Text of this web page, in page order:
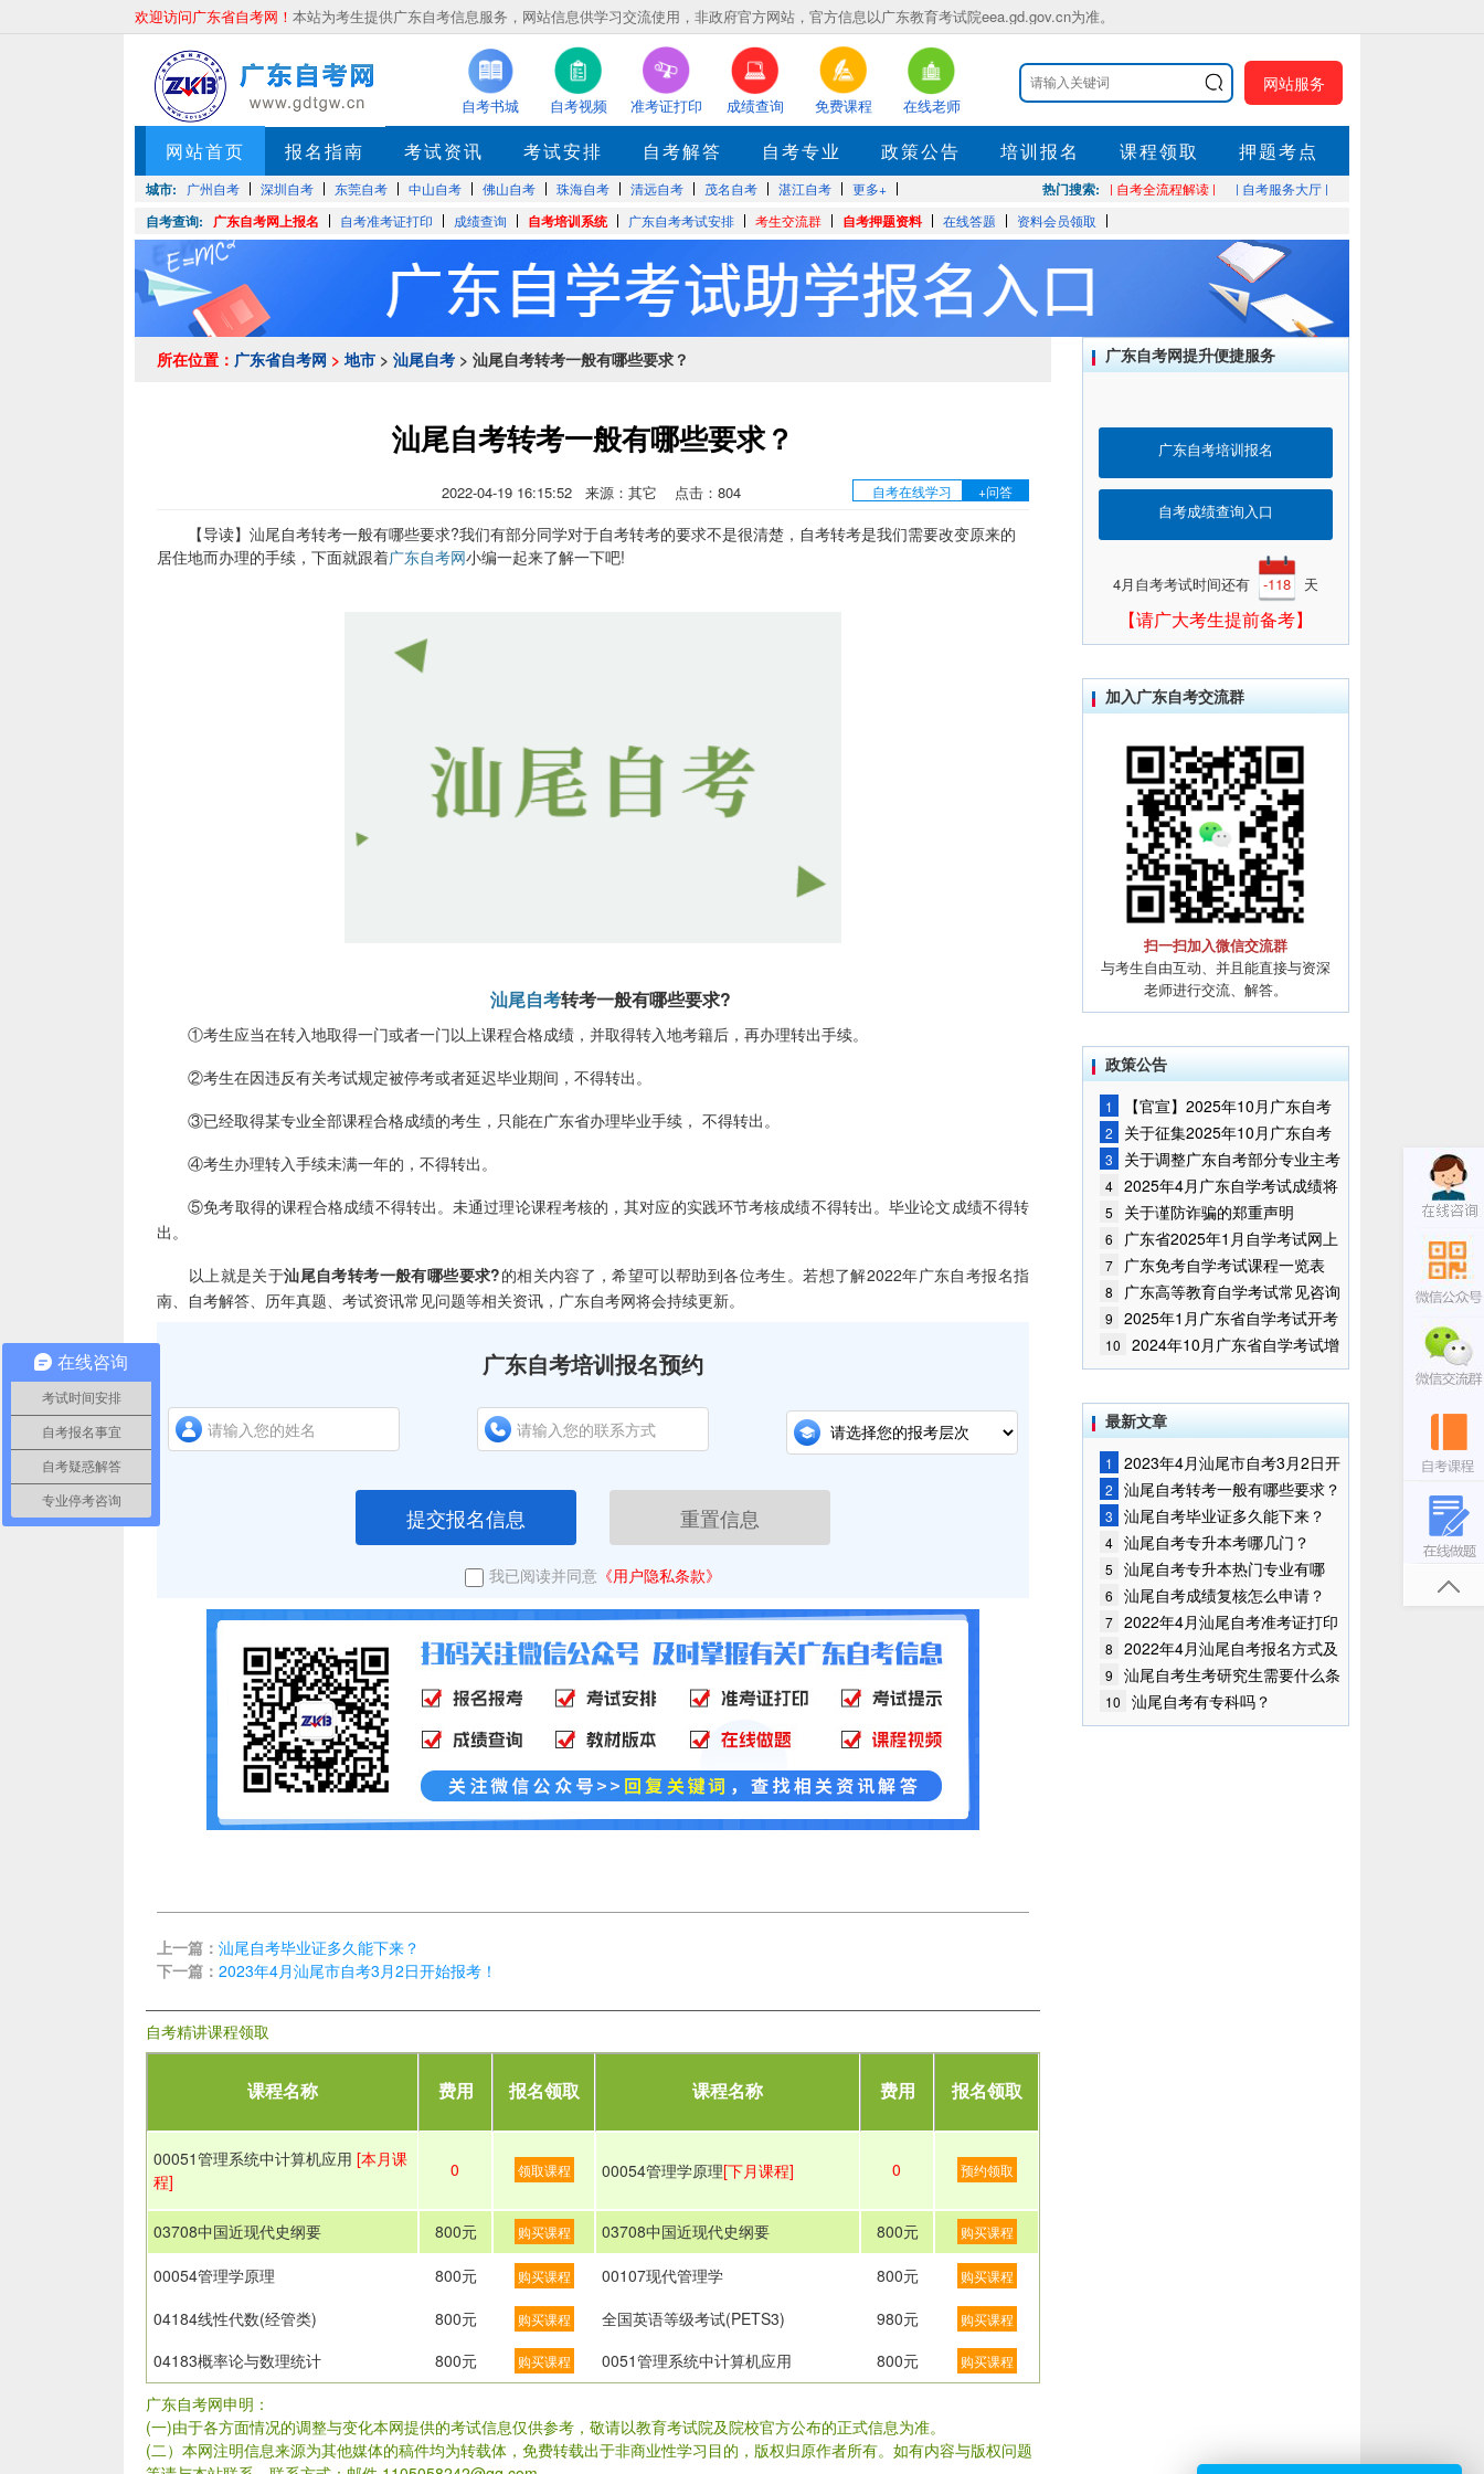
欢迎访问广东省自考网！ 本站为考生提供广东自考信息服务，网站信息供学习交流使用，非政府官方网站，官方信息以广东教育考试院eea.gd.gov.cn为准。
自考书城 自考视频 准考证打印 成绩查询 免费课程 在线老师
网站服务
网站首页 报名指南 考试资讯 考试安排 自考解答 自考专业 政策公告 培训报名 课程领取 押题考点
城市: 广州自考 深圳自考 东莞自考 中山自考 佛山自考 珠海自考 清远自考 茂名自考 湛江自考 更多+ 热门搜索: | 自考全流程解读 | | 自考服务大厅 |
自考查询: 广东自考网上报名 自考准考证打印 成绩查询 自考培训系统 广东自考考试安排 考生交流群 自考押题资料 在线答题 资料会员领取
所在位置： 广东省自考网 > 地市 > 汕尾自考 > 汕尾自考转考一般有哪些要求？
汕尾自考转考一般有哪些要求？
2022-04-19 16:15:52 来源：其它 点击： 804 自考在线学习 +问答
【导读】汕尾自考转考一般有哪些要求?我们有部分同学对于自考转考的要求不是很清楚，自考转考是我们需要改变原来的
居住地而办理的手续，下面就跟着广东自考网小编一起来了解一下吧!
汕尾自考转考一般有哪些要求?
①考生应当在转入地取得一门或者一门以上课程合格成绩，并取得转入地考籍后，再办理转出手续。
②考生在因违反有关考试规定被停考或者延迟毕业期间，不得转出。
③已经取得某专业全部课程合格成绩的考生，只能在广东省办理毕业手续， 不得转出。
④考生办理转入手续未满一年的，不得转出。
⑤免考取得的课程合格成绩不得转出。未通过理论课程考核的，其对应的实践环节考核成绩不得转出。毕业论文成绩不得转
出。
以上就是关于汕尾自考转考一般有哪些要求?的相关内容了，希望可以帮助到各位考生。若想了解2022年广东自考报名指
南、自考解答、历年真题、考试资讯常见问题等相关资讯，广东自考网将会持续更新。
广东自考培训报名预约
提交报名信息 重置信息
我已阅读并同意 《用户隐私条款》
上一篇： 汕尾自考毕业证多久能下来？
下一篇： 2023年4月汕尾市自考3月2日开始报考！
自考精讲课程领取
课程名称 费用 报名领取 课程名称 费用 报名领取
00051管理系统中计算机应用 [本月课
程]
0 领取课程 00054管理学原理[下月课程] 0 预约领取
03708中国近现代史纲要 800元 购买课程 03708中国近现代史纲要 800元 购买课程
00054管理学原理 800元 购买课程 00107现代管理学 800元 购买课程
04184线性代数(经管类) 800元 购买课程 全国英语等级考试(PETS3) 980元 购买课程
04183概率论与数理统计 800元 购买课程 0051管理系统中计算机应用 800元 购买课程
广东自考网申明：
(一)由于各方面情况的调整与变化本网提供的考试信息仅供参考，敬请以教育考试院及院校官方公布的正式信息为准。
(二）本网注明信息来源为其他媒体的稿件均为转载体，免费转载出于非商业性学习目的，版权归原作者所有。如有内容与版权问题
广东自考网提升便捷服务
广东自考培训报名
自考成绩查询入口
4月自考考试时间还有 -118 天
【请广大考生提前备考】
加入广东自考交流群
扫一扫加入微信交流群
与考生自由互动、并且能直接与资深
老师进行交流、解答。
政策公告
1
【官宣】2025年10月广东自考
报名时间通知
2
关于征集2025年10月广东自考
增加开考停考专业部分课程意向的
通告
3
关于调整广东自考部分专业主考
学校的通知
4 2025年4月广东自学考试成绩将
于5月9日公布
5 关于谨防诈骗的郑重声明
6
广东省2025年1月自学考试网上
报名报考须知
7 广东免考自学考试课程一览表
8
广东高等教育自学考试常见咨询
问题
9
2025年1月广东省自学考试开考
课程考试时间安排和使用教材的通
知
10
2024年10月广东省自学考试增
加一门开考课程的通告
最新文章
1
2023年4月汕尾市自考3月2日开
始报考！
2 汕尾自考转考一般有哪些要求？
3 汕尾自考毕业证多久能下来？
4 汕尾自考专升本考哪几门？
5
汕尾自考专升本热门专业有哪
些？
6 汕尾自考成绩复核怎么申请？
7 2022年4月汕尾自考准考证打印
入口已开通
8
2022年4月汕尾自考报名方式及
入口
9
汕尾自考生考研究生需要什么条
件?
10 汕尾自考有专科吗？
在线咨询
考试时间安排
自考报名事宜
自考疑惑解答
专业停考咨询